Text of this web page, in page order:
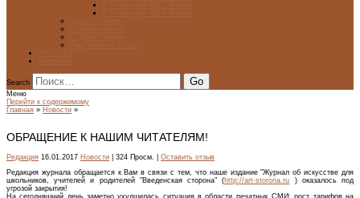
Search
Меню
Перейти к содержимому
Главная » Новости »
ОБРАЩЕНИЕ К НАШИМ ЧИТАТЕЛЯМ!
Редакция 16.01.2017 Новости | 324 Просм. | Оставить отзыв
Редакция журнала обращается к Вам в связи с тем, что наше издание "Журнал об искусстве для
школьников, учителей и родителей "Введенская сторона" (http://art-storona.ru ) оказалось под
угрозой закрытия!